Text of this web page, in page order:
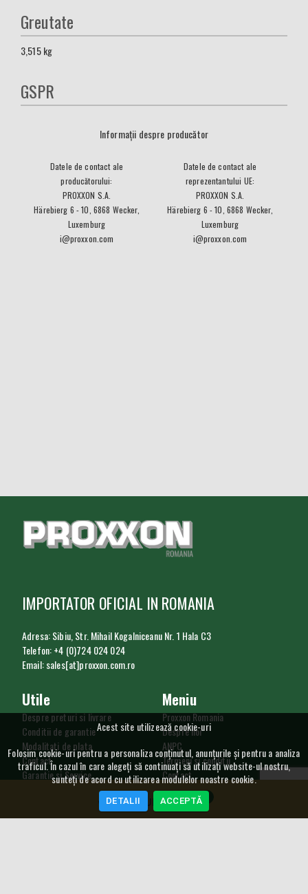
COȘ CUMPĂRĂTURI 0
Greutate
3,515kg
GSPR
Informații despre producător
Datele de contact ale
producătorului:
PROXXON S.A.
Härebierg 6 - 10, 6868 Wecker,
Luxemburg
i@proxxon.com
Datele de contact ale
reprezentantului UE:
PROXXON S.A.
Härebierg 6 - 10, 6868 Wecker,
Luxemburg
i@proxxon.com
IMPORTATOR OFICIAL IN ROMANIA
Adresa: Sibiu, Str. Mihail Kogalniceanu Nr. 1 Hala C3
Telefon: +4 (0)724 024 024
Email: sales[at]proxxon.com.ro
Meniu
Proxxon Romania
Despre noi
ANPC
Termeni si conditii
Contact
Utilizare cookie
GDPR
SAL
Utile
Despre preturi si livrare
Conditii de garantie
Modalitati de plata
Contact
Garantie si Service
Procedura de retur
Curs Valutar
Acest site utilizează cookie-uri
Folosim cookie-uri pentru a personaliza conținutul, anunțurile și pentru a analiza
traficul. În cazul în care alegeți să continuați să utilizați website-ul nostru,
sunteți de acord cu utilizarea modulelor noastre cookie.
DETALII ACCEPTĂ